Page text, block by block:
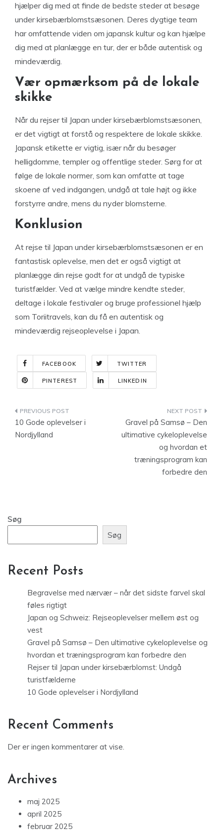
hjælper dig med at finde de bedste steder at besøge
under kirsebærblomstsæsonen. Deres dygtige team
har omfattende viden om japansk kultur og kan hjælpe
dig med at planlægge en tur, der er både autentisk og
mindeværdig.
Vær opmærksom på de lokale
skikke
Når du rejser til Japan under kirsebærblomstsæsonen,
er det vigtigt at forstå og respektere de lokale skikke.
Japansk etikette er vigtig, især når du besøger
helligdomme, templer og offentlige steder. Sørg for at
følge de lokale normer, som kan omfatte at tage
skoene af ved indgangen, undgå at tale højt og ikke
forstyrre andre, mens du nyder blomsterne.
Konklusion
At rejse til Japan under kirsebærblomstsæsonen er en
fantastisk oplevelse, men det er også vigtigt at
planlægge din rejse godt for at undgå de typiske
turistfælder. Ved at vælge mindre kendte steder,
deltage i lokale festivaler og bruge professionel hjælp
som Toriitravels, kan du få en autentisk og
mindeværdig rejseoplevelse i Japan.
FACEBOOK TWITTER
PINTEREST LINKEDIN
Indlægsnavigation
10 Gode oplevelser i
Nordjylland
Gravel på Samsø – Den
ultimative cykeloplevelse
og hvordan et
træningsprogram kan
forbedre den
Søg
Søg
Recent Posts
Begravelse med nærvær – når det sidste farvel skal
føles rigtigt
Japan og Schweiz: Rejseoplevelser mellem øst og
vest
Gravel på Samsø – Den ultimative cykeloplevelse og
hvordan et træningsprogram kan forbedre den
Rejser til Japan under kirsebærblomst: Undgå
turistfælderne
10 Gode oplevelser i Nordjylland
Recent Comments
Der er ingen kommentarer at vise.
Archives
maj 2025
april 2025
februar 2025